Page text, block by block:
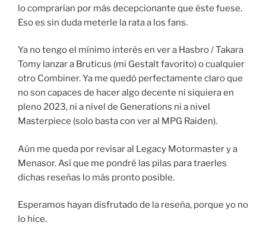
lo comprarían por más decepcionante que éste fuese.
Eso es sin duda meterle la rata a los fans.
Ya no tengo el mínimo interés en ver a Hasbro / Takara
Tomy lanzar a Bruticus (mi Gestalt favorito) o cualquier
otro Combiner. Ya me quedó perfectamente claro que
no son capaces de hacer algo decente ni siquiera en
pleno 2023, ni a nivel de Generations ni a nivel
Masterpiece (solo basta con ver al MPG Raiden).
Aún me queda por revisar al Legacy Motormaster y a
Menasor. Así que me pondré las pilas para traerles
dichas reseñas lo más pronto posible.
Esperamos hayan disfrutado de la reseña, porque yo no
lo hice.